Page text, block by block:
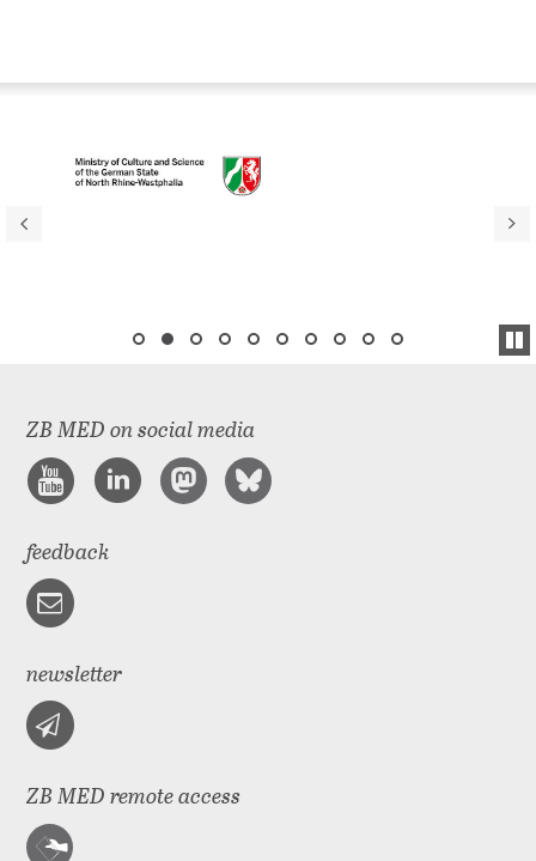
ZB MED on social media
feedback
newsletter
ZB MED remote access